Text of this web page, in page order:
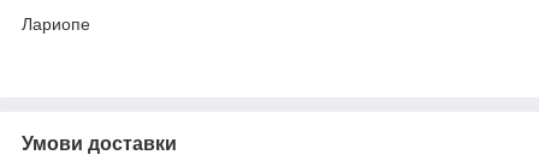
Лариопе
Умови доставки